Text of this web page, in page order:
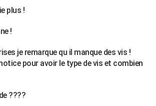
plus !
!
je remarque qu il manque des vis !
pour avoir le type de vis et combien
????